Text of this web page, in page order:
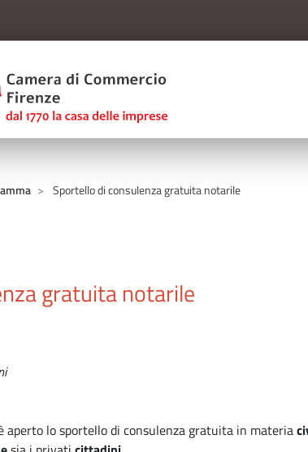
DI COMMERCIO
Sportello di consulenza gratuita notarile
gratuita notarile
aperto lo sportello di consulenza gratuita in materia